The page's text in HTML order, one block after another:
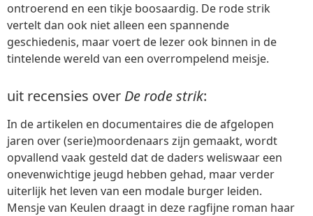
ontroerend en een tikje boosaardig. De rode strik
vertelt dan ook niet alleen een spannende
geschiedenis, maar voert de lezer ook binnen in de
tintelende wereld van een overrompelend meisje.
uit recensies over De rode strik:
In de artikelen en documentaires die de afgelopen
jaren over (serie)moordenaars zijn gemaakt, wordt
opvallend vaak gesteld dat de daders weliswaar een
onevenwichtige jeugd hebben gehad, maar verder
uiterlijk het leven van een modale burger leiden.
Mensje van Keulen draagt in deze ragfijne roman haar